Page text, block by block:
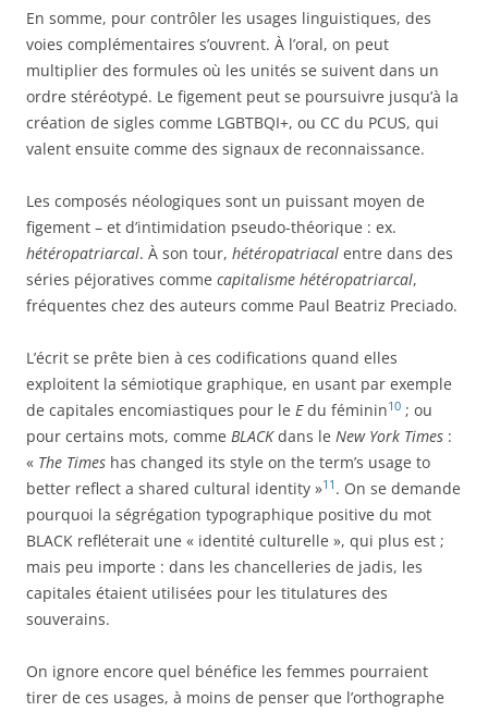
En somme, pour contrôler les usages linguistiques, des
voies complémentaires s’ouvrent. À l’oral, on peut
multiplier des formules où les unités se suivent dans un
ordre stéréotypé. Le figement peut se poursuivre jusqu’à la
création de sigles comme LGBTBQI+, ou CC du PCUS, qui
valent ensuite comme des signaux de reconnaissance.
Les composés néologiques sont un puissant moyen de
figement – et d’intimidation pseudo-théorique : ex.
hétéropatriarcal. À son tour, hétéropatriacal entre dans des
séries péjoratives comme capitalisme hétéropatriarcal,
fréquentes chez des auteurs comme Paul Beatriz Preciado.
L’écrit se prête bien à ces codifications quand elles
exploitent la sémiotique graphique, en usant par exemple
de capitales encomiastiques pour le Edu féminin10 ; ou
pour certains mots, comme BLACKdans le New York Times :
« The Times has changed its style on the term’s usage to
better reflect a shared cultural identity »11 . On se demande
pourquoi la ségrégation typographique positive du mot
BLACK refléterait une « identité culturelle », qui plus est ;
mais peu importe : dans les chancelleries de jadis, les
capitales étaient utilisées pour les titulatures des
souverains.
On ignore encore quel bénéfice les femmes pourraient
tirer de ces usages, à moins de penser que l’orthographe